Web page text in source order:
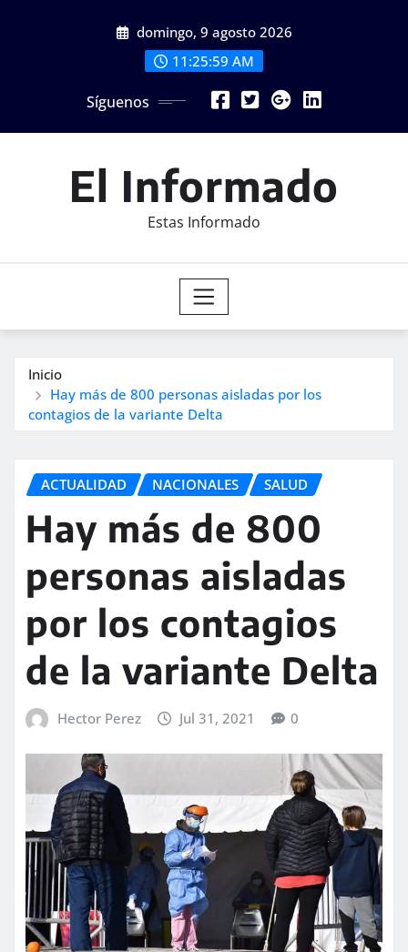
domingo, 9 agosto 2026
11:26:01 AM
Síguenos
El Informado
Estas Informado
Inicio
Hay más de 800 personas aisladas por los
contagios de la variante Delta
ACTUALIDAD NACIONALES SALUD
Hay más de 800
personas aisladas
por los contagios
de la variante Delta
Hector Perez Jul 31, 2021 0